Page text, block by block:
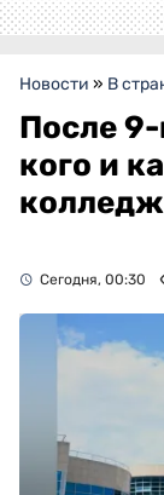
Новости » В
После
кого и
колледж
Сегодня, 00:30